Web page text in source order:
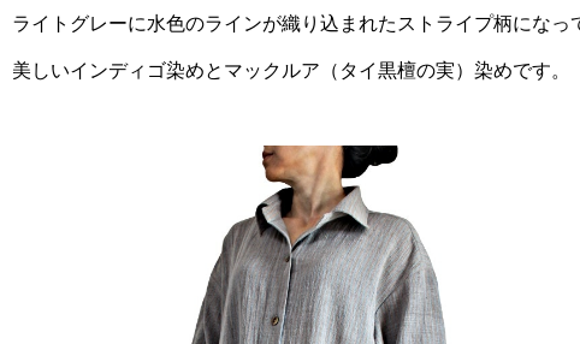
ライトグレーに水色のラインが織り込まれたストライプ柄になっ
美しいインディゴ染めとマックルア（タイ黒檀の実）染めです。